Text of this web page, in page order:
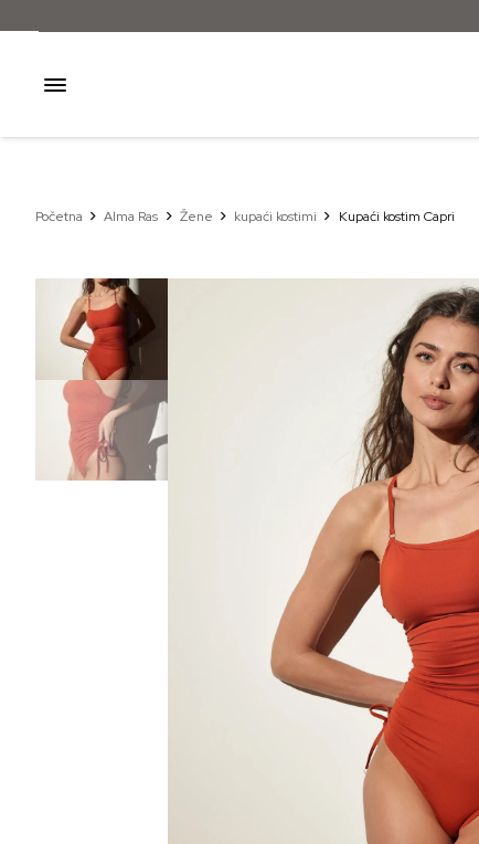
Početna Alma Ras Žene kupaći kostimi Kupaći kostim Capri